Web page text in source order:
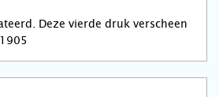
Deze vierde druk verscheen